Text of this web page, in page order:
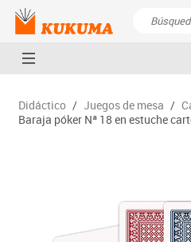
Didáctico / Juegos de mesa /
Baraja póker Nª 18 en estuche